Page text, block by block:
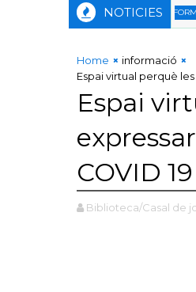
NOTICIESFORMACIÓ
Home
informació
Espai virtual perquè
Espai
COVID 19
Biblioteca/Casal de